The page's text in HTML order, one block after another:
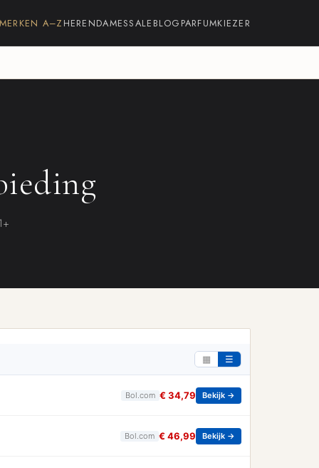
A–Z HERENDAMESSALE BLOG PARFUMKIEZER
▦ ☰
Bol.com € 34,79 Bekijk →
Bol.com € 46,99 Bekijk →